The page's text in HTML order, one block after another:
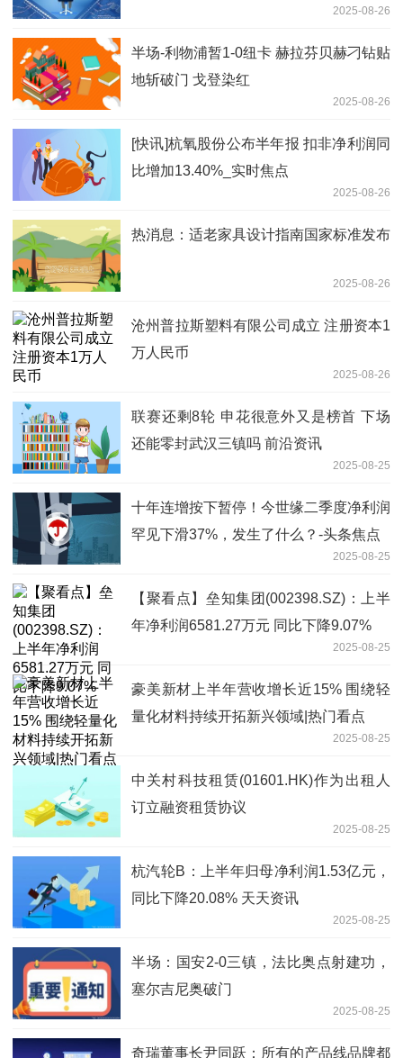
2025-08-26
半场-利物浦暂1-0纽卡 赫拉芬贝赫刁钻贴
地斩破门 戈登染红
2025-08-26
[快讯]杭氧股份公布半年报 扣非净利润同
比增加13.40%_实时焦点
2025-08-26
热消息：适老家具设计指南国家标准发布
2025-08-26
沧州普拉斯塑料有限公司成立 注册资本1
万人民币
2025-08-26
联赛还剩8轮 申花很意外又是榜首 下场
还能零封武汉三镇吗 前沿资讯
2025-08-25
十年连增按下暂停！今世缘二季度净利润
罕见下滑37%，发生了什么？-头条焦点
2025-08-25
【聚看点】垒知集团(002398.SZ)：上半
年净利润6581.27万元 同比下降9.07%
2025-08-25
豪美新材上半年营收增长近15% 围绕轻
量化材料持续开拓新兴领域|热门看点
2025-08-25
中关村科技租赁(01601.HK)作为出租人
订立融资租赁协议
2025-08-25
杭汽轮B：上半年归母净利润1.53亿元，
同比下降20.08% 天天资讯
2025-08-25
半场：国安2-0三镇，法比奥点射建功，
塞尔吉尼奥破门
2025-08-25
奇瑞董事长尹同跃：所有的产品线品牌都